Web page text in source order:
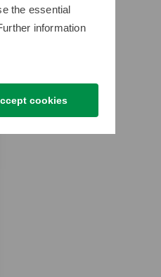
the essential
information
cookies